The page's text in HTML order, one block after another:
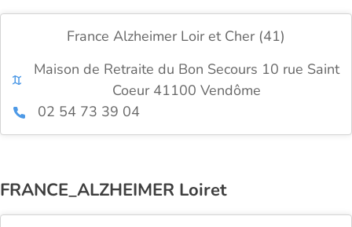
France Alzheimer Loir et Cher (41)
Maison de Retraite du Bon Secours 10 rue Saint
Coeur 41100 Vendôme
02 54 73 39 04
FRANCE_ALZHEIMER Loiret